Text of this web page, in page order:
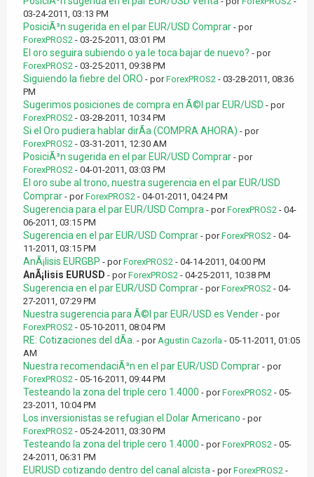
03-24-2011, 03:13 PM
PosiciÃ³n sugerida en el par EUR/USD Comprar - por
ForexPROS2 - 03-25-2011, 03:01 PM
El oro seguira subiendo o ya le toca bajar de nuevo? - por
ForexPROS2 - 03-25-2011, 09:38 PM
Siguiendo la fiebre del ORO - porForexPROS2 - 03-28-2011, 08:36
PM
Sugerimos posiciones de compra en Ã©l par EUR/USD - por
ForexPROS2 - 03-28-2011, 10:34 PM
Si el Oro pudiera hablar dirÃ­a (COMPRA AHORA) - por
ForexPROS2 - 03-31-2011, 12:30 AM
PosiciÃ³n sugerida en el par EUR/USD Comprar - por
ForexPROS2 - 04-01-2011, 03:03 PM
El oro sube al trono, nuestra sugerencia en el par EUR/USD
Comprar - porForexPROS2 - 04-01-2011, 04:24 PM
Sugerencia para el par EUR/USD Compra - porForexPROS2 - 04-
06-2011, 03:15 PM
Sugerencia en el par EUR/USD Comprar - porForexPROS2 - 04-
11-2011, 03:15 PM
AnÃ¡lisis EURGBP - porForexPROS2 - 04-14-2011, 04:00 PM
AnÃ¡lisis EURUSD - porForexPROS2 - 04-25-2011, 10:38 PM
Sugerencia en el par EUR/USD Comprar - porForexPROS2 - 04-
27-2011, 07:29 PM
Nuestra sugerencia para Ã©l par EUR/USD es Vender - por
ForexPROS2 - 05-10-2011, 08:04 PM
RE: Cotizaciones del dÃ­a. - porAgustin Cazorla - 05-11-2011, 01:05
AM
Nuestra recomendaciÃ³n en el par EUR/USD Comprar - por
ForexPROS2 - 05-16-2011, 09:44 PM
Testeando la zona del triple cero 1.4000 - porForexPROS2 - 05-
23-2011, 10:04 PM
Los inversionistas se refugian el Dolar Americano - por
ForexPROS2 - 05-24-2011, 03:30 PM
Testeando la zona del triple cero 1.4000 - porForexPROS2 - 05-
24-2011, 06:31 PM
EURUSD cotizando dentro del canal alcista - porForexPROS2 -